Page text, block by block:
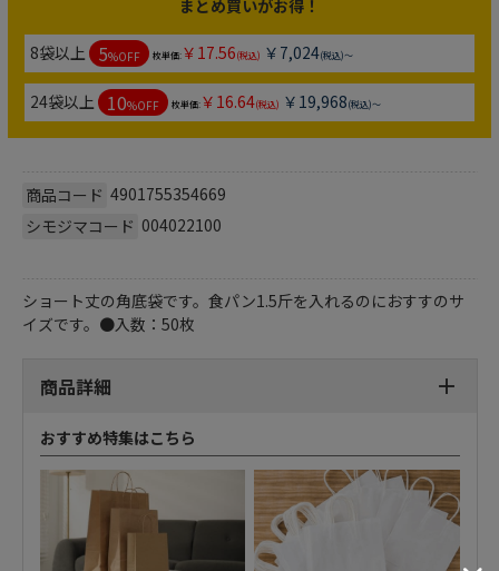
まとめ買いがお得！
8袋以上 5%OFF 枚単価:￥17.56(税込) ￥7,024(税込)～
24袋以上 10%OFF 枚単価:￥16.64(税込) ￥19,968(税込)～
商品コード 4901755354669
シモジマコード 004022100
ショート丈の角底袋です。食パン1.5斤を入れるのにおすすのサ
イズです。●入数：50枚
商品詳細
おすすめ特集はこちら